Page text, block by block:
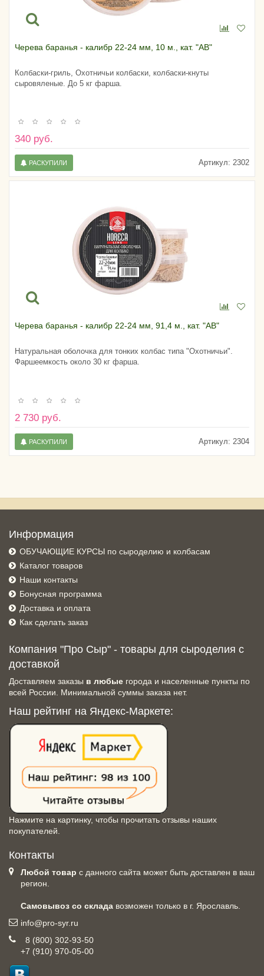
Черева баранья - калибр 22-24 мм, 10 м., кат. "АВ"
Колбаски-гриль, Охотничьи колбаски, колбаски-кнуты
сыровяленые. До 5 кг фарша.
340 руб.
Артикул: 2302
РАСКУПИЛИ
Черева баранья - калибр 22-24 мм, 91,4 м., кат. "АВ"
Натуральная оболочка для тонких колбас типа "Охотничьи".
Фаршеемкость около 30 кг фарша.
2 730 руб.
Артикул: 2304
РАСКУПИЛИ
Информация
ОБУЧАЮЩИЕ КУРСЫ по сыроделию и колбасам
Каталог товаров
Наши контакты
Бонусная программа
Доставка и оплата
Как сделать заказ
Компания "Про Сыр" - товары для сыроделия с
доставкой
Доставляем заказы в любые города и населенные пункты по
всей России. Минимальной суммы заказа нет.
Наш рейтинг на Яндекс-Маркете:
Нажмите на картинку, чтобы прочитать отзывы наших
покупателей.
Контакты
Любой товар с данного сайта может быть доставлен в ваш
регион.
Самовывоз со склада возможен только в г. Ярославль.
info@pro-syr.ru
8 (800) 302-93-50
+7 (910) 970-05-00